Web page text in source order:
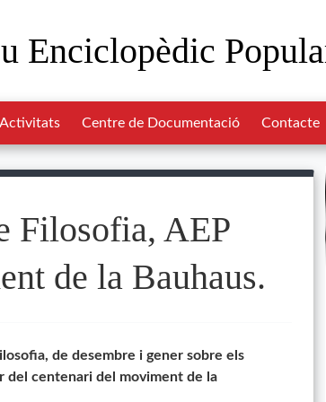
Enciclopèdic
Activitats Centre de Documentació Contacte
Filosofia, AEP
de la Bauhaus.
de desembre i gener sobre els
del centenari del moviment de la